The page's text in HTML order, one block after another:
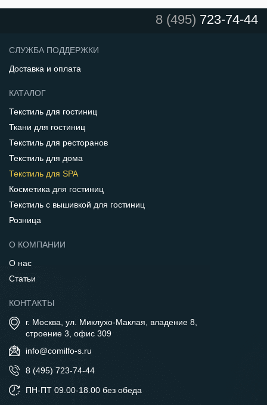
8 (495) 723-74-44
СЛУЖБА ПОДДЕРЖКИ
Доставка и оплата
КАТАЛОГ
Текстиль для гостиниц
Ткани для гостиниц
Текстиль для ресторанов
Текстиль для дома
Текстиль для SPA
Косметика для гостиниц
Текстиль с вышивкой для гостиниц
Розница
О КОМПАНИИ
О нас
Статьи
КОНТАКТЫ
г. Москва, ул. Миклухо-Маклая, владение 8,
строение 3, офис 309
info@comilfo-s.ru
8 (495) 723-74-44
ПН-ПТ 09.00-18.00 без обеда